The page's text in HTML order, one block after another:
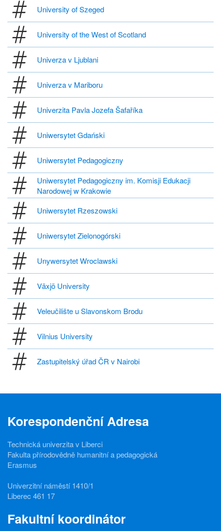
University of Szeged
University of the West of Scotland
Univerza v Ljublani
Univerza v Mariboru
Univerzita Pavla Jozefa Šafaříka
Uniwersytet Gdański
Uniwersytet Pedagogiczny
Uniwersytet Pedagogiczny im. Komisji Edukacji
Narodowej w Krakowie
Uniwersytet Rzeszowski
Uniwersytet Zielonogórski
Unywersytet Wroclawski
Växjö University
Veleučilište u Slavonskom Brodu
Vilnius University
Zastupitelský úřad ČR v Nairobi
Korespondenční Adresa
Technická univerzita v Liberci
Fakulta přírodovědně humanitní a pedagogická
Erasmus
Univerzitní náměstí 1410/1
Liberec 461 17
Fakultní koordinátor